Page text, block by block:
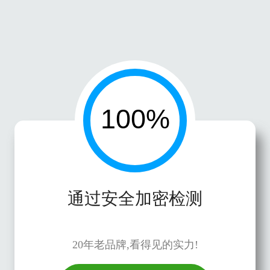
通过安全加密检测
20年老品牌,看得见的实力!